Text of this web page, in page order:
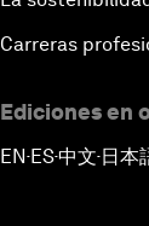
Carreras
Ediciones en
EN▪ES▪中文▪ 日本